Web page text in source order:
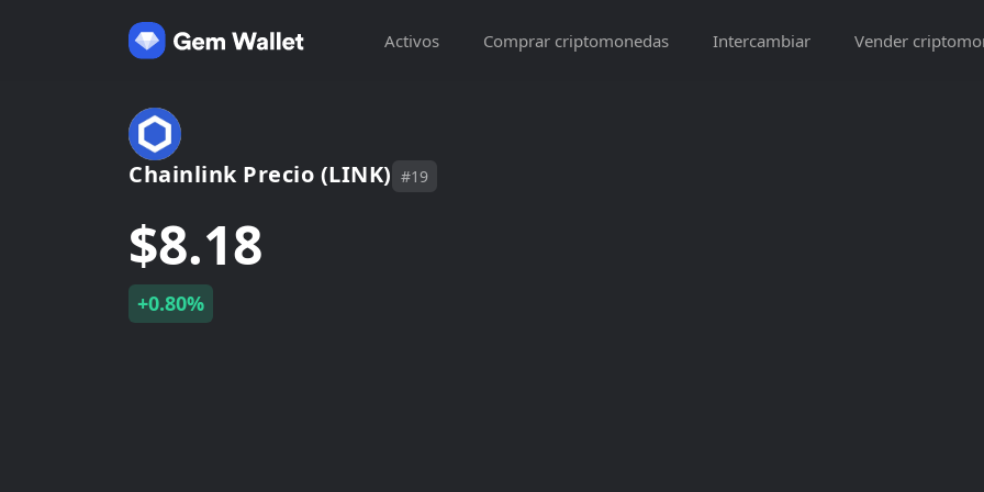
Activos Comprar criptomonedas Intercambiar Vender
Chainlink Precio (LINK) #19
$8.18
+0.80%